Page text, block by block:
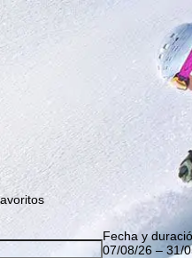
el primero en enterarse de
Fecha y
07/08/26 – 31/